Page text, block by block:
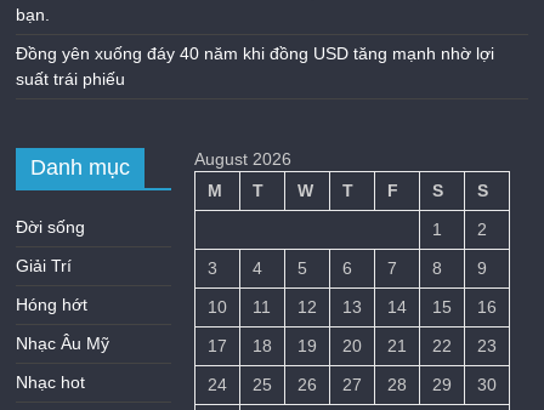
bạn.
Đồng yên xuống đáy 40 năm khi đồng USD tăng mạnh nhờ lợi
suất trái phiếu
Danh mục
Đời sống
Giải Trí
Hóng hớt
Nhạc Âu Mỹ
Nhạc hot
August 2026
M
T W T F S
S
1
2
3
4 5 6 7 8
9
10
11 12 13 14 15
16
17
18 19 20 21 22
23
24
25 26 27 28 29 30